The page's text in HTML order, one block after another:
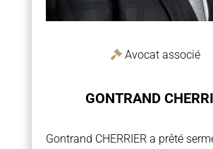
Avocat associé
GONTRAND
Gontrand CHERRIER a prêté